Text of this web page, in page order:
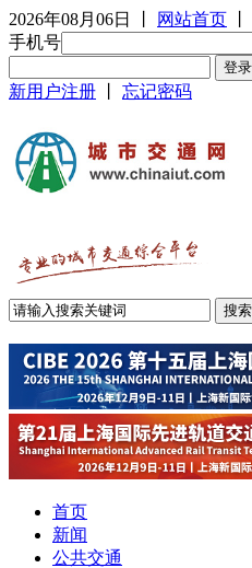
2026年08月06日 网站首页
手机号
新用户注册 忘记密码
首页
新闻
公共交通